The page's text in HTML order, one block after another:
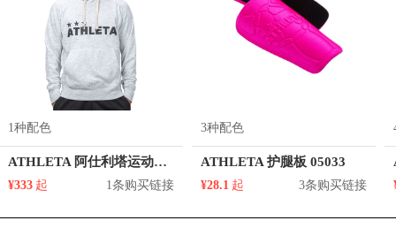
1种配色
ATHLETA 阿仕利塔运动训练套头连帽卫衣 03313
¥333 起 1条购买链接
3种配色
ATHLETA 护腿板 05033
¥28.1 起 3条购买链接